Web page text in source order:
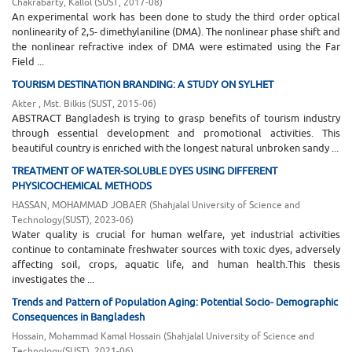
An experimental work has been done to study the third order optical
nonlinearity of 2,5- dimethylaniline (DMA). The nonlinear phase shift and
the nonlinear refractive index of DMA were estimated using the Far
Field ...
TOURISM DESTINATION BRANDING: A STUDY ON SYLHET
Akter , Mst. Bilkis (SUST, 2015-06)
ABSTRACT Bangladesh is trying to grasp benefits of tourism industry
through essential development and promotional activities. This
beautiful country is enriched with the longest natural unbroken sandy ...
TREATMENT OF WATER-SOLUBLE DYES USING DIFFERENT
PHYSICOCHEMICAL METHODS
HASSAN, MOHAMMAD JOBAER (Shahjalal University of Science and
Technology(SUST), 2023-06)
Water quality is crucial for human welfare, yet industrial activities
continue to contaminate freshwater sources with toxic dyes, adversely
affecting soil, crops, aquatic life, and human health.This thesis
investigates the ...
Trends and Pattern of Population Aging: Potential Socio- Demographic
Consequences in Bangladesh
Hossain, Mohammad Kamal Hossain (Shahjalal University of Science and